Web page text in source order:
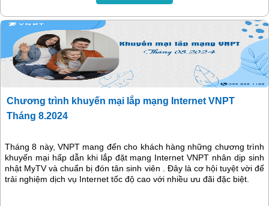
Chương trình khuyến mại lắp mạng Internet VNPT
Tháng 8.2024
Tháng 8 này, VNPT mang đến cho khách hàng những chương trình
khuyến mại hấp dẫn khi lắp đặt mạng Internet VNPT nhân dịp sinh
nhật MyTV và chuẩn bị đón tân sinh viên . Đây là cơ hội tuyệt vời để
trải nghiệm dịch vụ Internet tốc độ cao với nhiều ưu đãi đặc biệt.